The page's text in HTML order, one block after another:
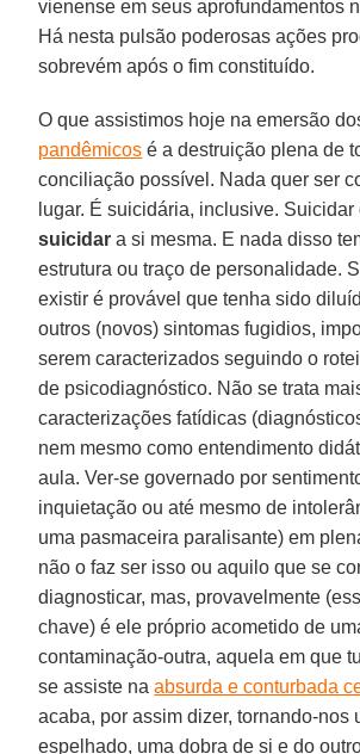
vienense em seus aprofundamentos
Há nesta pulsão poderosas ações
sobrevém após o fim constituído.
O que assistimos hoje na emersão
pandêmicos é a destruição plena de
conciliação possível. Nada quer ser
lugar. É suicidária, inclusive.
suicidar a si mesma. E nada disso
estrutura ou traço de personalidade.
existir é provável que tenha sido
outros (novos) sintomas fugidios,
serem caracterizados seguindo o
de psicodiagnóstico. Não se trata
caracterizações fatídicas
nem mesmo como entendimento
aula. Ver-se governado por
inquietação ou até mesmo de
uma pasmaceira paralisante) em
não o faz ser isso ou aquilo que se
diagnosticar, mas, provavelmente
chave) é ele próprio acometido de
contaminação-outra, aquela em que
se assiste naabsurda e conturbada
acaba, por assim dizer, tornando-nos
espelhado, uma dobra de si e do